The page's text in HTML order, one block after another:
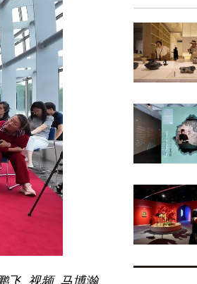
飞 视频_马博瀚